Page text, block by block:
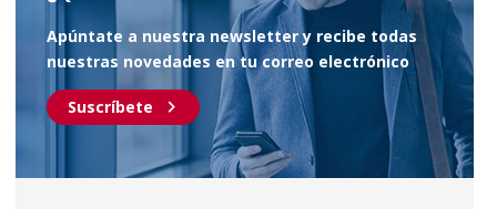
Apúntate a nuestra newsletter y recibe todas
nuestras novedades en tu correo electrónico
Suscríbete chevron_right